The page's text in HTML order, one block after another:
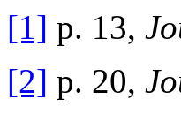
[1] p. 13,
[2] p. 20,